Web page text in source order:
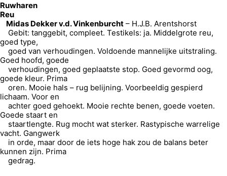
Ruwharen
Reu
Midas Dekker v.d. Vinkenburcht – H.J.B. Arentshorst
Gebit: tanggebit, compleet. Testikels: ja. Middelgrote reu,
goed type,
goed van verhoudingen. Voldoende mannelijke uitstraling.
Goed hoofd, goede
verhoudingen, goed geplaatste stop. Goed gevormd oog,
goede kleur. Prima
oren. Mooie hals – rug belijning. Voorbeeldig gespierd
lichaam. Voor en
achter goed gehoekt. Mooie rechte benen, goede voeten.
Goede staart en
staartlengte. Rug mocht wat sterker. Rastypische warrelige
vacht. Gangwerk
in orde, maar door de iets hoge hak zou de balans beter
kunnen zijn. Prima
gedrag.